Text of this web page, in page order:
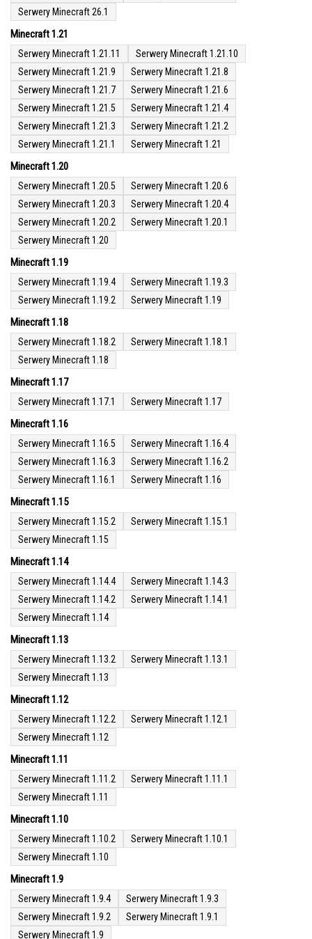
Serwery Minecraft 26.1
Minecraft 1.21
Serwery Minecraft 1.21.11
Serwery Minecraft 1.21.10
Serwery Minecraft 1.21.9
Serwery Minecraft 1.21.8
Serwery Minecraft 1.21.7
Serwery Minecraft 1.21.6
Serwery Minecraft 1.21.5
Serwery Minecraft 1.21.4
Serwery Minecraft 1.21.3
Serwery Minecraft 1.21.2
Serwery Minecraft 1.21.1
Serwery Minecraft 1.21
Minecraft 1.20
Serwery Minecraft 1.20.5
Serwery Minecraft 1.20.6
Serwery Minecraft 1.20.3
Serwery Minecraft 1.20.4
Serwery Minecraft 1.20.2
Serwery Minecraft 1.20.1
Serwery Minecraft 1.20
Minecraft 1.19
Serwery Minecraft 1.19.4
Serwery Minecraft 1.19.3
Serwery Minecraft 1.19.2
Serwery Minecraft 1.19
Minecraft 1.18
Serwery Minecraft 1.18.2
Serwery Minecraft 1.18.1
Serwery Minecraft 1.18
Minecraft 1.17
Serwery Minecraft 1.17.1 Serwery Minecraft 1.17
Minecraft 1.16
Serwery Minecraft 1.16.5
Serwery Minecraft 1.16.4
Serwery Minecraft 1.16.3
Serwery Minecraft 1.16.2
Serwery Minecraft 1.16.1
Serwery Minecraft 1.16
Minecraft 1.15
Serwery Minecraft 1.15.2
Serwery Minecraft 1.15.1
Serwery Minecraft 1.15
Minecraft 1.14
Serwery Minecraft 1.14.4
Serwery Minecraft 1.14.3
Serwery Minecraft 1.14.2
Serwery Minecraft 1.14.1
Serwery Minecraft 1.14
Minecraft 1.13
Serwery Minecraft 1.13.2
Serwery Minecraft 1.13.1
Serwery Minecraft 1.13
Minecraft 1.12
Serwery Minecraft 1.12.2
Serwery Minecraft 1.12.1
Serwery Minecraft 1.12
Minecraft 1.11
Serwery Minecraft 1.11.2
Serwery Minecraft 1.11.1
Serwery Minecraft 1.11
Minecraft 1.10
Serwery Minecraft 1.10.2
Serwery Minecraft 1.10.1
Serwery Minecraft 1.10
Minecraft 1.9
Serwery Minecraft 1.9.4
Serwery Minecraft 1.9.3
Serwery Minecraft 1.9.2
Serwery Minecraft 1.9.1
Serwery Minecraft 1.9